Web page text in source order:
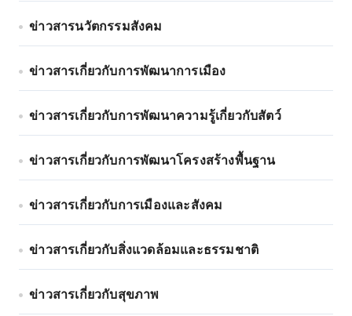
ข่าวสารนวัตกรรมสังคม
ข่าวสารเกี่ยวกับการพัฒนาการเมือง
ข่าวสารเกี่ยวกับการพัฒนาความรู้เกี่ยวกับสัตว์
ข่าวสารเกี่ยวกับการพัฒนาโครงสร้างพื้นฐาน
ข่าวสารเกี่ยวกับการเมืองและสังคม
ข่าวสารเกี่ยวกับสิ่งแวดล้อมและธรรมชาติ
ข่าวสารเกี่ยวกับสุขภาพ